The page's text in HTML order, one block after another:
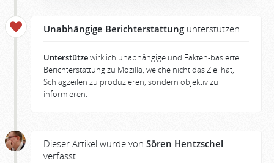
Unabhängige Berichterstattung unterstützen.
Unterstützewirklich unabhängige und Fakten-basierte
Berichterstattung zu Mozilla, welche nicht das Ziel hat,
Schlagzeilen zu produzieren, sondern objektiv zu
informieren.
Dieser Artikel wurde von Sören Hentzschel
verfasst.